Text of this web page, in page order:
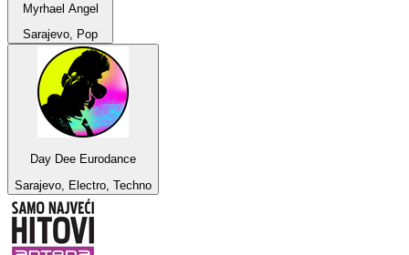
Myrhael Angel
Sarajevo, Pop
Day Dee Eurodance
Sarajevo, Electro, Techno